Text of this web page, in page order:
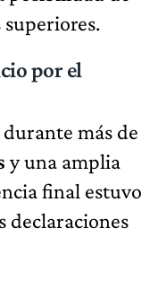
por el
más de
y una amplia
final estuvo
declaraciones